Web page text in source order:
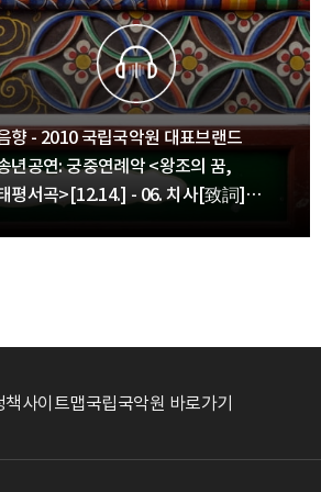
향 - 2010 국립국악원 대표브랜드
년공연: 궁중연례악 <왕조의 꿈,
평서곡>[12.14.] - 06. 치사[致詞]
책사이트맵국립국악원 바로가기